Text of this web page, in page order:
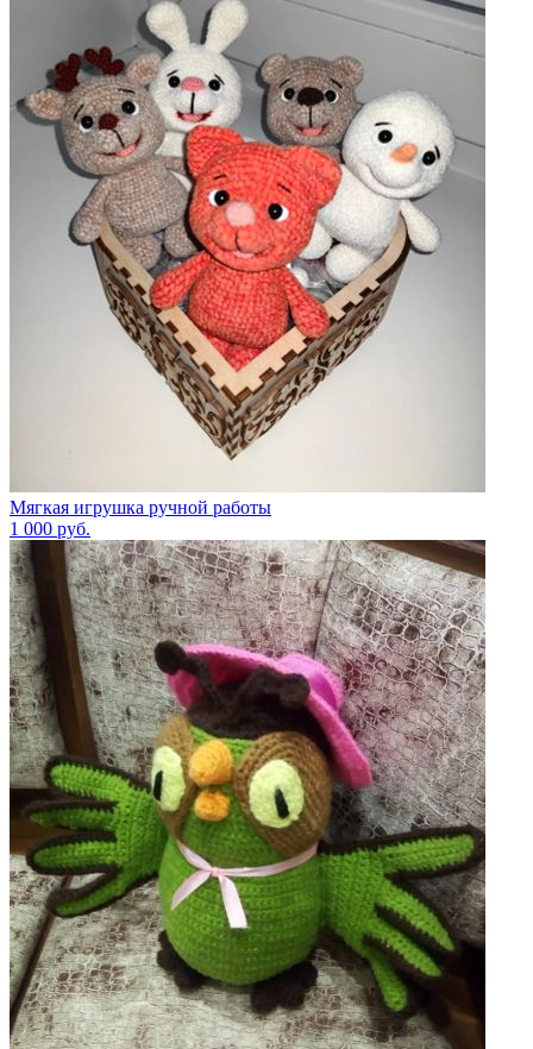
Мягкая игрушка ручной работы
1 000 руб.